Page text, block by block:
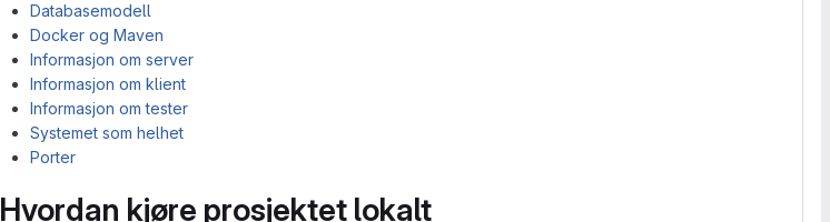
Databasemodell
Docker og Maven
Informasjon om server
Informasjon om klient
Informasjon om tester
Systemet som helhet
Porter
Hvordan kjøre prosjektet lokalt